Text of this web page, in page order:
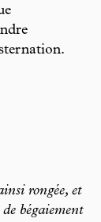
rongée, et
bégaiement